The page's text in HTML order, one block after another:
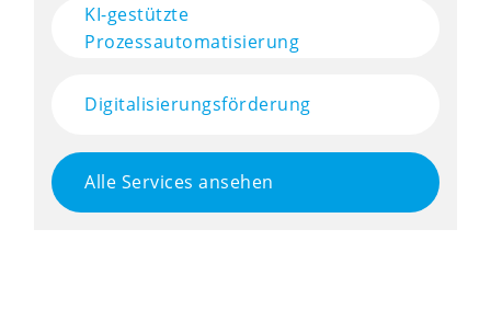
KI-gestützte
Prozessautomatisierung
Digitalisierungsförderung
Alle Services ansehen